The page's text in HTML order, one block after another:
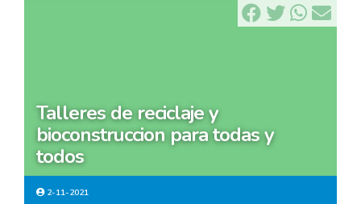
talleres de reciclaje y
bioconstruccion para todas y
todos
2-11-2021